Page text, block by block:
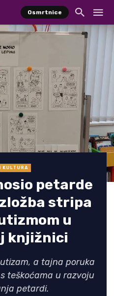
Osmrtnice
KULTURA
petarde
stripa
u
knjižnici
a tajna poruka
teškoćama u razvoju
petardi.